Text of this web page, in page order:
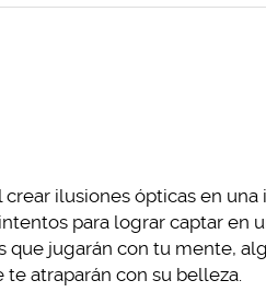
crear ilusiones ópticas en
para lograr captar en
que jugarán con tu mente,
te atraparán con su belleza.